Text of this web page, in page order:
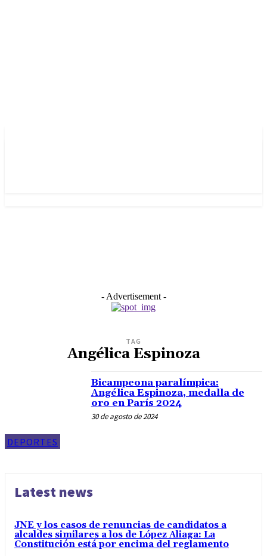
- Advertisement -
TAG
Angélica Espinoza
DEPORTES
Bicampeona paralímpica:
Angélica Espinoza, medalla de
oro en París 2024
30 de agosto de 2024
Latest news
JNE y los casos de renuncias de candidatos a
alcaldes similares a los de López Aliaga: La
Constitución está por encima del reglamento